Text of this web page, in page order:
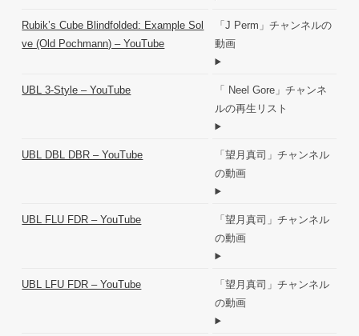
Rubik’s Cube Blindfolded: Example Sol
ve (Old Pochmann) – YouTube
「J Perm」チャンネルの
動画
UBL 3-Style – YouTube
「 Neel Gore」チャンネ
ルの再生リスト
UBL DBL DBR – YouTube
「望月真司」チャンネル
の動画
UBL FLU FDR – YouTube
「望月真司」チャンネル
の動画
UBL LFU FDR – YouTube
「望月真司」チャンネル
の動画